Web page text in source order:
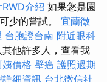
介紹 如果您是園
少的嘗試。 宜蘭徵
台胞證台南 附近眼科
他許多人，查看我
價格 壁癌 護照過期
細資訊 台北徵信社